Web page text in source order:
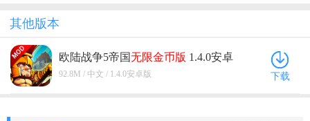
其他版本
欧陆战争5帝国无限金币版 1.4.0安卓
版
92.8M / 中文 / 1.4.0安卓版 下载